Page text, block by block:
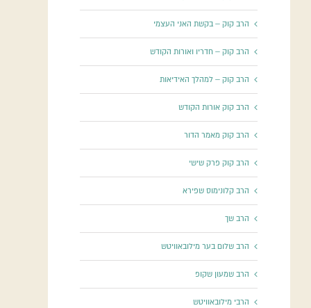
הרב קוק – בקשת האני העצמי
הרב קוק – חדריו ואורות הקודש
הרב קוק – למהלך האידיאות
הרב קוק אורות הקודש
הרב קוק מאמר הדור
הרב קוק פרק שישי
הרב קלונימוס שפירא
הרב שך
הרב שלום בער מילובאוויטש
הרב שמעון שקופ
הרבי מילובאוויטש